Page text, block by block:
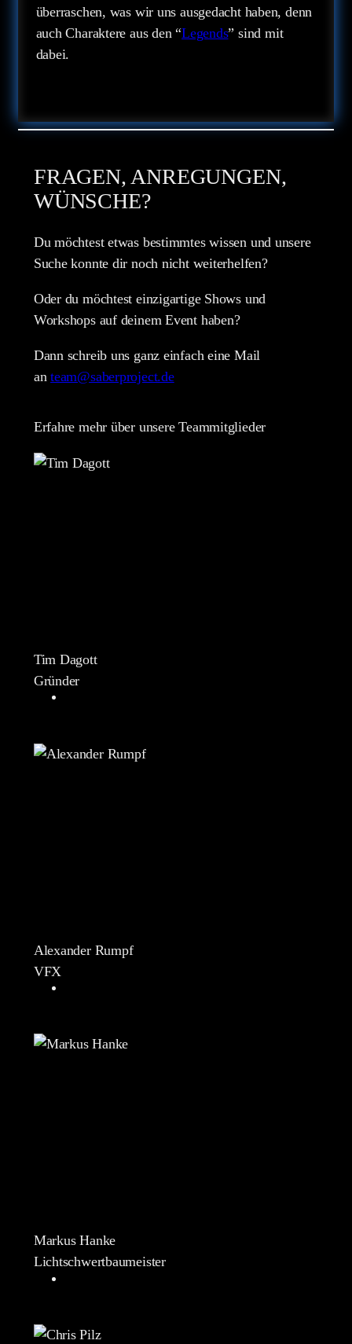
überraschen, was wir uns ausgedacht haben, denn
auch Charaktere aus den “Legends” sind mit
dabei.
FRAGEN, ANREGUNGEN,
WÜNSCHE?
Du möchtest etwas bestimmtes wissen und unsere
Suche konnte dir noch nicht weiterhelfen?
Oder du möchtest einzigartige Shows und
Workshops auf deinem Event haben?
Dann schreib uns ganz einfach eine Mail
anteam@saberproject.de
Erfahre mehr über unsere Teammitglieder
Tim Dagott
Gründer
Alexander Rumpf
VFX
Markus Hanke
Lichtschwertbaumeister